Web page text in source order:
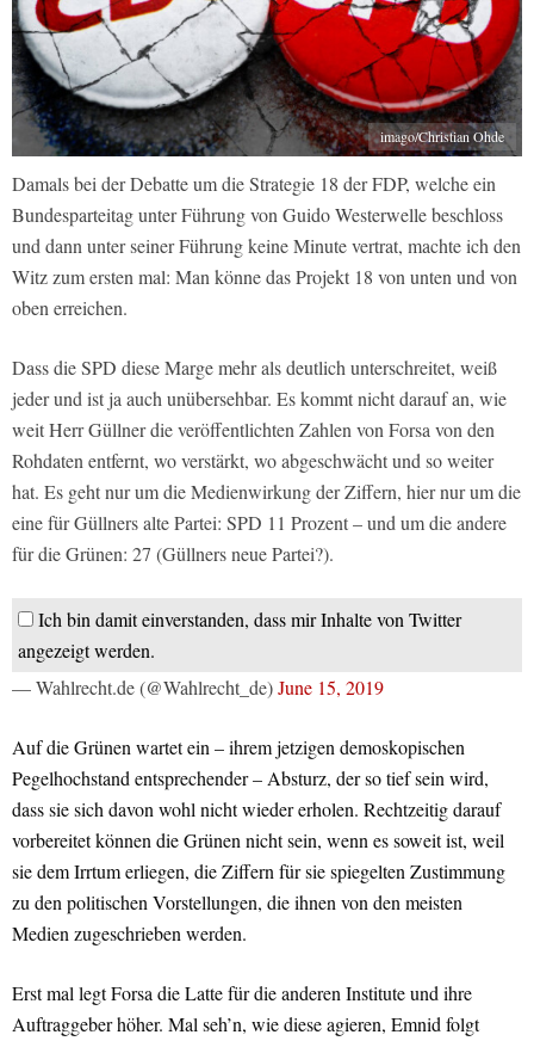
imago/Christian Ohde
Damals bei der Debatte um die Strategie 18 der FDP, welche ein
Bundesparteitag unter Führung von Guido Westerwelle beschloss
und dann unter seiner Führung keine Minute vertrat, machte ich den
Witz zum ersten mal: Man könne das Projekt 18 von unten und von
oben erreichen.
Dass die SPD diese Marge mehr als deutlich unterschreitet, weiß
jeder und ist ja auch unübersehbar. Es kommt nicht darauf an, wie
weit Herr Güllner die veröffentlichten Zahlen von Forsa von den
Rohdaten entfernt, wo verstärkt, wo abgeschwächt und so weiter
hat. Es geht nur um die Medienwirkung der Ziffern, hier nur um die
eine für Güllners alte Partei: SPD 11 Prozent – und um die andere
für die Grünen: 27 (Güllners neue Partei?).
Ich bin damit einverstanden, dass mir Inhalte von Twitter
angezeigt werden.
— Wahlrecht.de (@Wahlrecht_de)June 15, 2019
Auf die Grünen wartet ein – ihrem jetzigen demoskopischen
Pegelhochstand entsprechender – Absturz, der so tief sein wird,
dass sie sich davon wohl nicht wieder erholen. Rechtzeitig darauf
vorbereitet können die Grünen nicht sein, wenn es soweit ist, weil
sie dem Irrtum erliegen, die Ziffern für sie spiegelten Zustimmung
zu den politischen Vorstellungen, die ihnen von den meisten
Medien zugeschrieben werden.
Erst mal legt Forsa die Latte für die anderen Institute und ihre
Auftraggeber höher. Mal seh’n, wie diese agieren, Emnid folgt